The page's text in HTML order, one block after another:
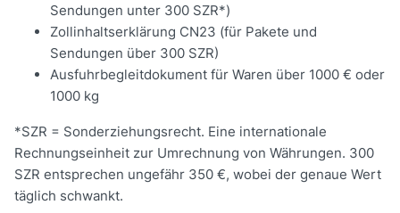
Sendungen unter 300 SZR*)
Zollinhaltserklärung CN23 (für Pakete und
Sendungen über 300 SZR)
Ausfuhrbegleitdokument für Waren über 1000 € oder
1000 kg
*SZR = Sonderziehungsrecht. Eine internationale
Rechnungseinheit zur Umrechnung von Währungen. 300
SZR entsprechen ungefähr 350 €, wobei der genaue Wert
täglich schwankt.